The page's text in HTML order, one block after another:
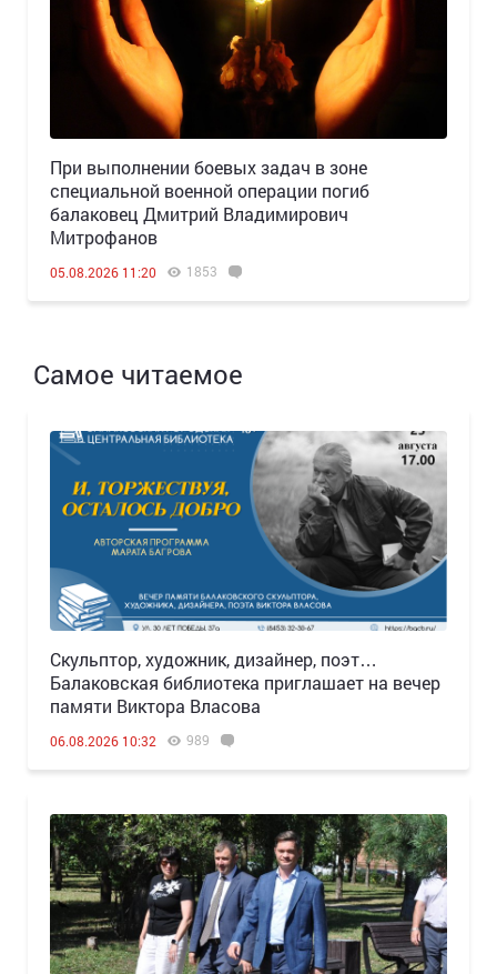
При выполнении боевых задач в зоне
специальной военной операции погиб
балаковец Дмитрий Владимирович
Митрофанов
05.08.2026 11:20 1853
Самое читаемое
Скульптор, художник, дизайнер, поэт…
Балаковская библиотека приглашает на вечер
памяти Виктора Власова
06.08.2026 10:32 989